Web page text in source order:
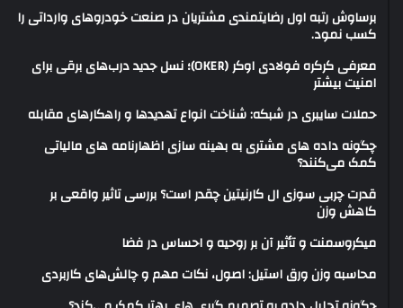
برساوش رتبه اول رضایتمندی مشتریان در صنعت خودروهای وارداتی را
کسب نمود.
معرفی کرکره فولادی اوکر (OKER)؛ نسل جدید درب‌های برقی برای
امنیت بیشتر
حملات سایبری در شبکه: شناخت انواع تهدیدها و راهکارهای مقابله
چگونه داده های مشتری به بهینه سازی اظهارنامه های مالیاتی
کمک می‌کنند؟
قدرت چربی سوزی ال کارنیتین چقدر است؟ بررسی تاثیر واقعی بر
کاهش وزن
میکروسمنت و تأثیر آن بر روحیه و احساس در فضا
محاسبه وزن ورق استیل: اصول، نکات مهم و چالش‌های کاربردی